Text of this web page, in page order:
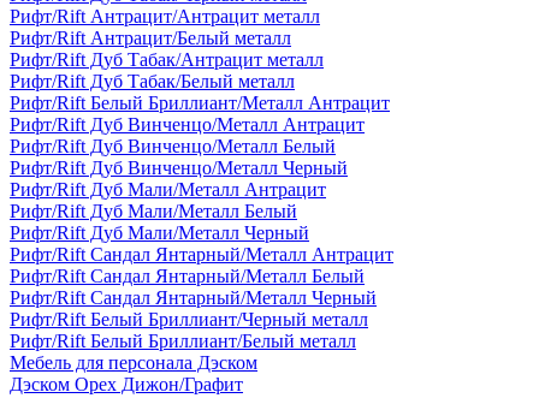
Рифт/Rift Антрацит/Антрацит металл
Рифт/Rift Антрацит/Белый металл
Рифт/Rift Дуб Табак/Антрацит металл
Рифт/Rift Дуб Табак/Белый металл
Рифт/Rift Белый Бриллиант/Металл Антрацит
Рифт/Rift Дуб Винченцо/Металл Антрацит
Рифт/Rift Дуб Винченцо/Металл Белый
Рифт/Rift Дуб Винченцо/Металл Черный
Рифт/Rift Дуб Мали/Металл Антрацит
Рифт/Rift Дуб Мали/Металл Белый
Рифт/Rift Дуб Мали/Металл Черный
Рифт/Rift Сандал Янтарный/Металл Антрацит
Рифт/Rift Сандал Янтарный/Металл Белый
Рифт/Rift Сандал Янтарный/Металл Черный
Рифт/Rift Белый Бриллиант/Черный металл
Рифт/Rift Белый Бриллиант/Белый металл
Мебель для персонала Дэском
Дэском Орех Дижон/Графит